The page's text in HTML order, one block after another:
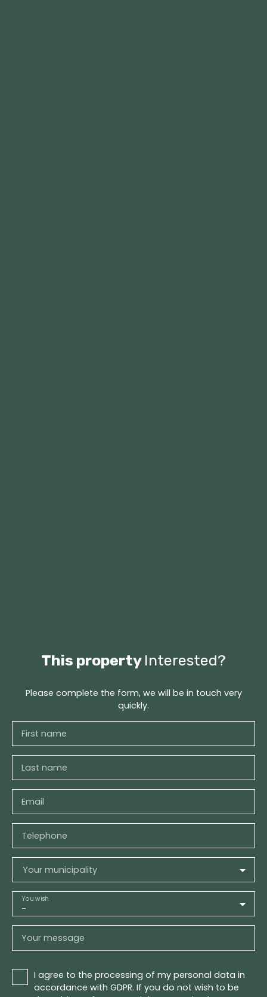
This property Interested?
Please complete the form, we will be in touch very
quickly.
First name
Last name
Email
Telephone
Your municipality
-
You wish
Your message
I agree to the processing of my personal data in
accordance with GDPR. If you do not wish to be